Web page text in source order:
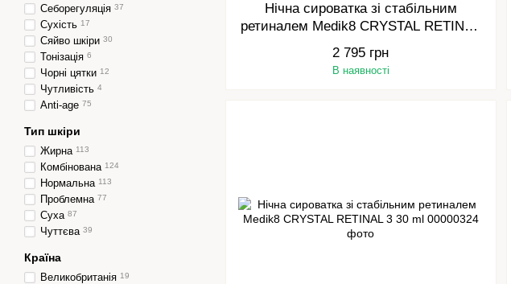
Нічна сироватка зі стабільним
ретиналем Medik8 CRYSTAL RETINAL
1 30 ml
2 795 грн
В наявності
Себорегуляція 37
Сухість 17
Сяйво шкіри 30
Тонізація 6
Чорні цятки 12
Чутливість 4
Anti-age 75
Тип шкіри
Жирна 113
Комбінована 124
Нормальна 113
Проблемна 77
Суха 87
Чуттєва 39
Країна
Великобританія 19